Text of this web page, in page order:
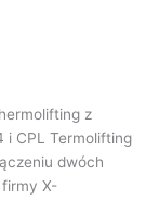
z
i CPL Termolifting
dwóch
X-